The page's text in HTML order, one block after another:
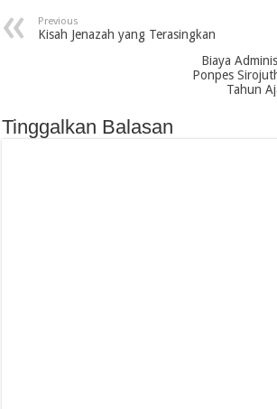
Previous
Kisah Jenazah yang Terasingkan
Biaya
Ponpes
Tahun
Tinggalkan Balasan